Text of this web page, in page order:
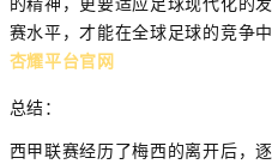
赛水平，才能在全球足球的竞争
杏耀平台官网
总结：
西甲联赛经历了梅西的离开后，